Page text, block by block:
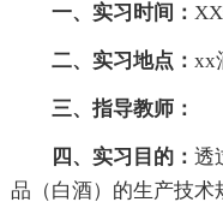
一、实习时间：
二、实习地点： xx
三、指导教师：
四、实习目的： 透
品（白酒）的生产技术